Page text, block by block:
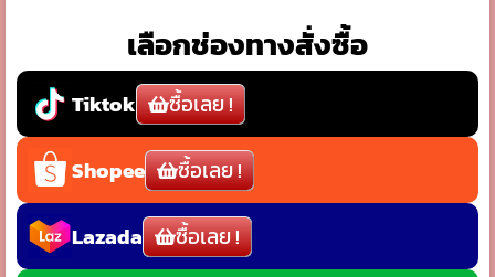
เลือกช่องทางสั่งซื้อ
Tiktok ซื้อเลย !
Shopee ซื้อเลย !
Lazada ซื้อเลย !